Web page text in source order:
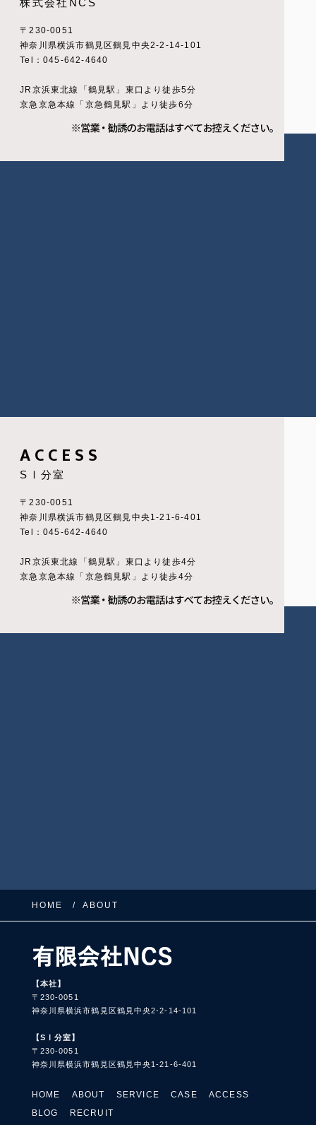
〒230-0051
神奈川県横浜市鶴見区鶴見中央2-2-14-101
Tel：045-642-4640
JR京浜東北線「鶴見駅」東口より徒歩5分
京急京急本線「京急鶴見駅」より徒歩6分
ACCESS
SⅠ分室
〒230-0051
神奈川県横浜市鶴見区鶴見中央1-21-6-401
Tel：045-642-4640
JR京浜東北線「鶴見駅」東口より徒歩4分
京急京急本線「京急鶴見駅」より徒歩4分
HOME ABOUT
【本社】
〒230-0051
神奈川県横浜市鶴見区鶴見中央2-2-14-101
【SⅠ分室】
〒230-0051
神奈川県横浜市鶴見区鶴見中央1-21-6-401
HOME ABOUT SERVICE CASE
ACCESS
BLOG
RECRUIT